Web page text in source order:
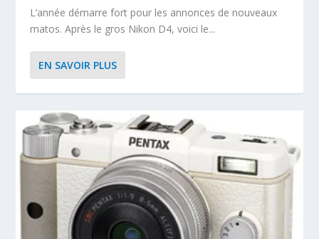
L’année démarre fort pour les annonces de nouveaux
matos. Après le gros Nikon D4, voici le...
EN SAVOIR PLUS